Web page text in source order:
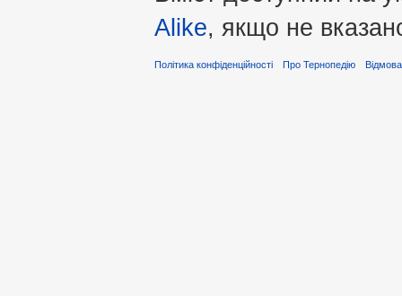
Alike, якщо не
Політика конфіденційності Про Тернопедію Відмова